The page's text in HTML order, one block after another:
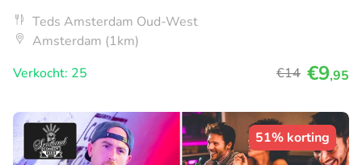
Teds Amsterdam Oud-West
Amsterdam (1km)
Verkocht: 25
€14 €9,95
51% korting